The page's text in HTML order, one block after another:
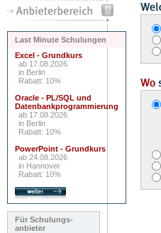
Last Minute Schulungen
Excel - Grundkurs
ab 17.08.2026
in Berlin
Rabatt: 10%
Oracle - PL/SQL und
Datenbankprogrammierung
ab 17.08.2026
in Berlin
Rabatt: 10%
PowerPoint - Grundkurs
ab 24.08.2026
in Hannover
Rabatt: 10%
Für Schulungs-
anbieter